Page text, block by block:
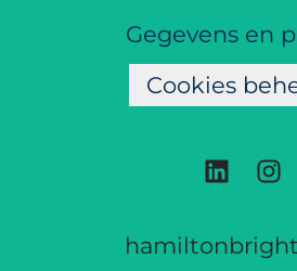
Gegevens en
Cookies